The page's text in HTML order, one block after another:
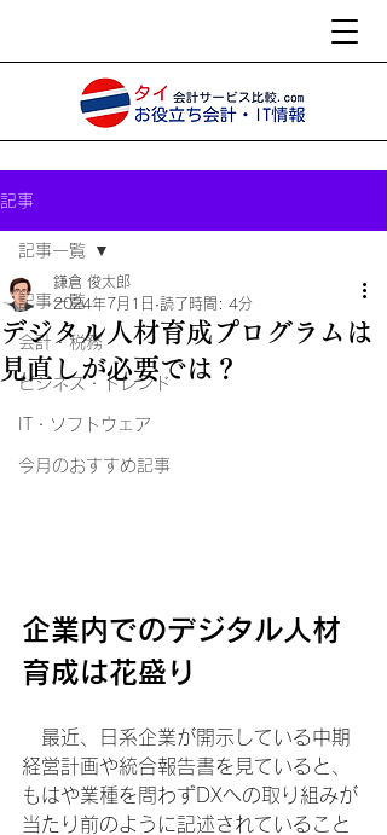
記事
記事一覧
会計・税務
ビジネス・トレンド
IT・ソフトウェア
今月のおすすめ記事
記事一覧
デジタル人材育成プログラムは
見直しが必要では？
鎌倉 俊太郎
2024年7月1日 読了時間: 4分
企業内でのデジタル人材
育成は花盛り
最近、日系企業が開示している中期
経営計画や統合報告書を見ていると、
もはや業種を問わずDXへの取り組みが
当たり前のように記述されていること